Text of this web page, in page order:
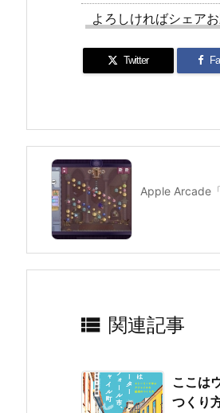
よろしければシェア
Twitter
Apple Arcade
 関連記事
ここは
つくり